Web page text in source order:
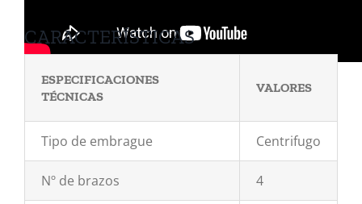
CARACTERÍSTICAS
ESPECIFICACIONES
TÉCNICAS
VALORES
Tipo de embrague Centrifugo
Nº de brazos 4